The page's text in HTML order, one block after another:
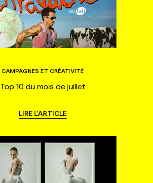
CAMPAGNES ET CRÉATIVITÉ
Top 10 du mois de juillet
LIRE L'ARTICLE